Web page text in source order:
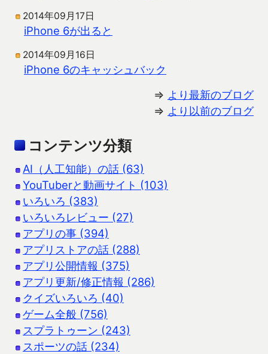
2014年09月17日
iPhone 6が出ると
2014年09月16日
iPhone 6のキャッシュバック
⇒ より最新のブログ
⇒ より以前のブログ
コンテンツ分類
AI（人工知能）の話 (63)
YouTuberと動画サイト (103)
いろいろ (383)
いろいろレビュー (27)
アプリの事 (394)
アプリストアの話 (288)
アプリ公開情報 (375)
アプリ更新/修正情報 (286)
クイズいろいろ (40)
ゲーム全般 (756)
スプラトゥーン (243)
スポーツの話 (234)